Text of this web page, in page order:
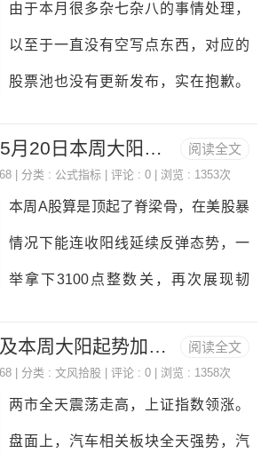
特殊含义、易于记忆或具有商业价值
的域名。这些域名可能因为其独特的
组合、发音或寓意，在市场上具有很
据域名的特点、市场需求以及潜在价
名。这些域名可能是因为原所有者不
再需要、忘记续费或转型等原因而被
闲
由于本月很多杂七杂八的事情处理，
以至于一直没有空写点东西，对应的
股票池也没有更新发布，实在抱歉。
家有需要就看看。接下来比较看好的
龙汽车6006866.17：深南电A000037
6.21：银河电子002519，佳和智能30
07936.24：卓郎智能600545
阅读全文
5月16日-5月20日本周大阳起势加量王股池
| 分类 : 公式指标 | 评论 : 0 | 浏览 : 1353次
本周A股算是顶起了脊梁骨，在美股暴
情况下能连收阳线延续反弹态势，一
举拿下3100点整数关，再次展现韧
低位，总体仍是以存量资金博弈为
阅读全文
收盘点评及本周大阳起势加量王股池
| 分类 :文风拾股 | 评论 : 0 | 浏览 : 1358次
两市全天震荡走高，上证指数领涨。
盘面上，汽车相关板块全天强势，汽